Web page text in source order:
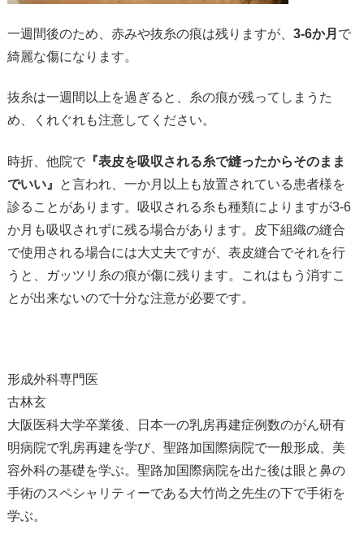
一週間後のため、赤みや抜糸の痕は残りますが、 3-6か月 で
綺麗な傷になります。
抜糸は一週間以上を過ぎると、糸の痕が残ってしまうた
め、くれぐれも注意してください。
時折、他院で『表皮を吸収される糸で縫ったからそのまま
でいい』
と言われ、一か月以上も放置されている患者様を
診ることがあります。吸収される糸も種類によりますが3-6
か月も吸収されずに残る場合があります。皮下組織の縫合
で使用される場合には大丈夫ですが、表皮縫合でそれを行
うと、ガッツリ糸の痕が傷に残ります。これはもう消すこ
とが出来ないので十分な注意が必要です。
形成外科専門医
古林玄
大阪医科大学卒業後、日本一の乳房再建症例数のがん研有
明病院で乳房再建を学び、聖路加国際病院で一般形成、美
容外科の基礎を学ぶ。聖路加国際病院を出た後は眼と鼻の
手術のスペシャリティーである大竹尚之先生の下で手術を
学ぶ。